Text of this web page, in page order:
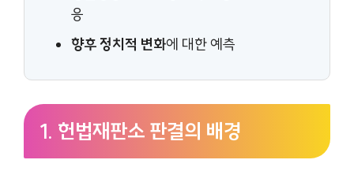
응
향후 정치적 변화에 대한 예측
1. 헌법재판소 판결의 배경